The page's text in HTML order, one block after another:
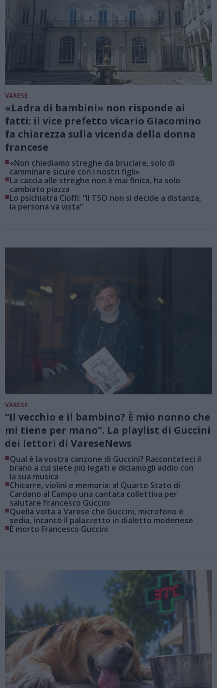
VARESE
«Ladra di bambini» non risponde ai
fatti: il vice prefetto vicario Giacomino
fa chiarezza sulla vicenda della donna
francese
■«Non chiediamo streghe da bruciare, solo di
camminare sicure con i nostri figli»
■La caccia alle streghe non è mai finita, ha solo
cambiato piazza
■Lo psichiatra Cioffi: “Il TSO non si decide a distanza,
la persona va vista”
VARESE
“Il vecchio e il bambino? È mio nonno che
mi tiene per mano”. La playlist di Guccini
dei lettori di VareseNews
■Qual è la vostra canzone di Guccini? Raccontateci il
brano a cui siete più legati e diciamogli addio con
la sua musica
■Chitarre, violini e memoria: al Quarto Stato di
Cardano al Campo una cantata collettiva per
salutare Francesco Guccini
■Quella volta a Varese che Guccini, microfono e
sedia, incantò il palazzetto in dialetto modenese
■È morto Francesco Guccini